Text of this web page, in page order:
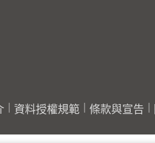
資料授權規範 條款與宣告